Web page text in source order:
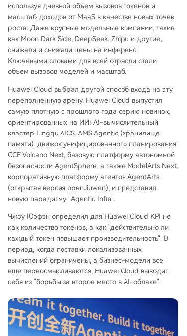
используя дневной объем вызовов токенов и
масштаб доходов от MaaS в качестве новых точек
роста. Даже крупные модельные компании, такие
как Moon Dark Side, DeepSeek, Zhipu и другие,
снижали и снижали цены на инференс.
Ключевыми словами для всей отрасли стали
объем вызовов моделей и масштаб.
Huawei Cloud выбрал другой способ входа на эту
переполненную арену. Huawei Cloud выпустил
самую плотную с прошлого года серию новинок,
ориентированных на ИИ: AI-вычислительный
кластер Lingqu AICS, AMS Agentic (хранилище
памяти), движок унифицированного планирования
CCE Volcano Next, базовую платформу автономной
безопасности AgentSphere, а также ModelArts Next,
корпоративную платформу агентов AgentArts
(открытая версия openJiuwen), и представил
новую парадигму "Agentic Infra".
Чжоу Юэфэн определил для Huawei Cloud KPI не
как количество токенов, а как "действительно ли
каждый токен повышает производительность". В
период, когда поставки локализованных
вычислений ограничены, а бизнес-модели все
еще переосмысливаются, Huawei Cloud выводит
себя из "борьбы за второе место в AI-облаке".